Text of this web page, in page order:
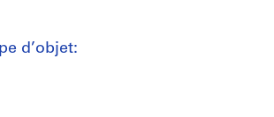
d’objet: